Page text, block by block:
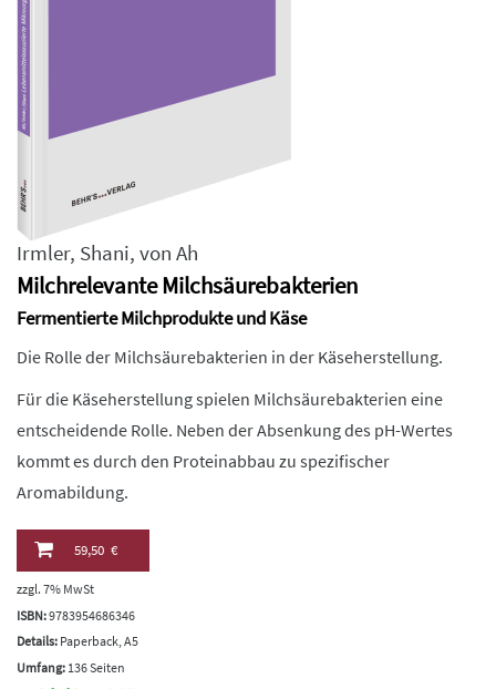
Irmler, Shani, von Ah
Milchrelevante Milchsäurebakterien
Fermentierte Milchprodukte und Käse
Die Rolle der Milchsäurebakterien in der Käseherstellung.
Für die Käseherstellung spielen Milchsäurebakterien eine
entscheidende Rolle. Neben der Absenkung des pH-Wertes
kommt es durch den Proteinabbau zu spezifischer
Aromabildung.
59,50 €
zzgl. 7% MwSt
ISBN:9783954686346
Details: Paperback, A5
Umfang: 136 Seiten